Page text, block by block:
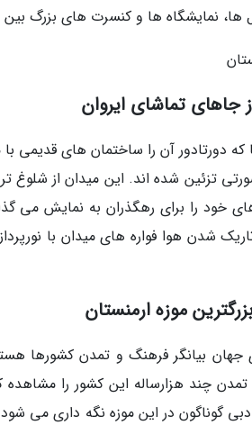
ها، نمایشگاه ها و کنسرت های بزرگ
جاهای تماشای ایروان
که دورتادور آن را ساختمان های
تزئین شده اند. این میدان از شلوغ
خود را برای رهگذران به نمایش می
شدن هوا فواره های میدان با
موزه ارمنستان
بیانگر فرهنگ و تمدن کشورها
گوناگون در این موزه نگه داری می شود.